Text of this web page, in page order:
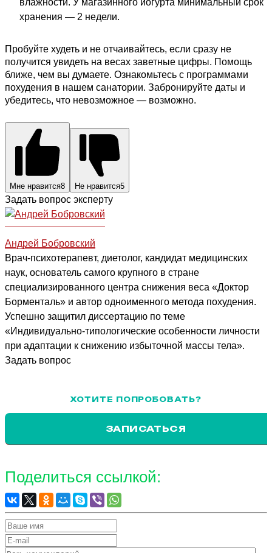
влажности. У магазинного йогурта минимальный срок
хранения — 2 недели.
Пробуйте худеть и не отчаивайтесь, если сразу не
получится увидеть на весах заветные цифры. Помощь
ближе, чем вы думаете. Ознакомьтесь с программами
похудения в нашем санатории. Забронируйте даты и
убедитесь, что невозможное — возможно.
Мне нравится8 Не нравится5
Задать вопрос эксперту
Андрей Бобровский
Врач-психотерапевт, диетолог, кандидат медицинских
наук, основатель самого крупного в стране
специализированного центра снижения веса «Доктор
Борменталь» и автор одноименного метода похудения.
Успешно защитил диссертацию по теме
«Индивидуально-типологические особенности личности
при адаптации к снижению избыточной массы тела».
Задать вопрос
ХОТИТЕ ПОПРОБОВАТЬ?
ЗАПИСАТЬСЯ
Поделиться ссылкой: